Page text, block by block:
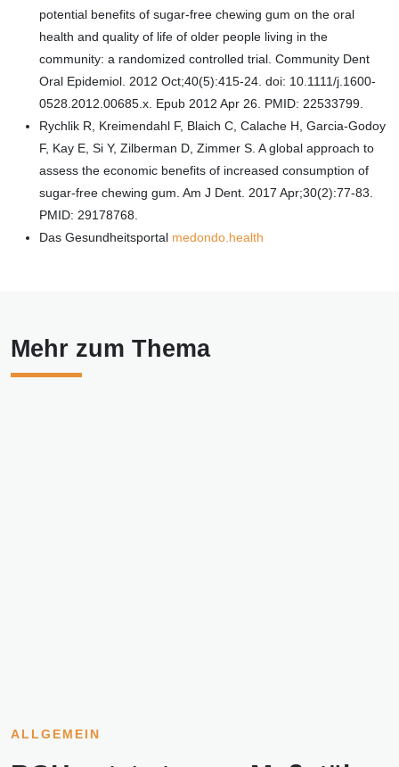
potential benefits of sugar-free chewing gum on the oral
health and quality of life of older people living in the
community: a randomized controlled trial. Community Dent
Oral Epidemiol. 2012 Oct;40(5):415-24. doi: 10.1111/j.1600-
0528.2012.00685.x. Epub 2012 Apr 26. PMID: 22533799.
Rychlik R, Kreimendahl F, Blaich C, Calache H, Garcia-Godoy
F, Kay E, Si Y, Zilberman D, Zimmer S. A global approach to
assess the economic benefits of increased consumption of
sugar-free chewing gum. Am J Dent. 2017 Apr;30(2):77-83.
PMID: 29178768.
Das Gesundheitsportal medondo.health
Mehr zum Thema
ALLGEMEIN